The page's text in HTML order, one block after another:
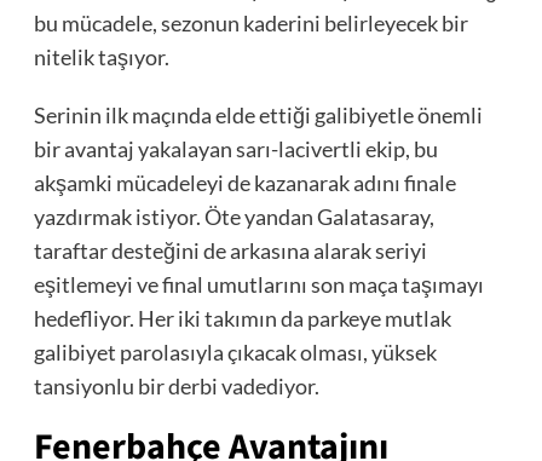
bu mücadele, sezonun kaderini belirleyecek bir
nitelik taşıyor.
Serinin ilk maçında elde ettiği galibiyetle önemli
bir avantaj yakalayan sarı-lacivertli ekip, bu
akşamki mücadeleyi de kazanarak adını finale
yazdırmak istiyor. Öte yandan Galatasaray,
taraftar desteğini de arkasına alarak seriyi
eşitlemeyi ve final umutlarını son maça taşımayı
hedefliyor. Her iki takımın da parkeye mutlak
galibiyet parolasıyla çıkacak olması, yüksek
tansiyonlu bir derbi vadediyor.
Fenerbahçe Avantajını